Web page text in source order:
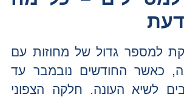
למספר גדול של מחוזות עם
כאשר החודשים נובמבר עד
לשיא העונה. חלקה הצפוני